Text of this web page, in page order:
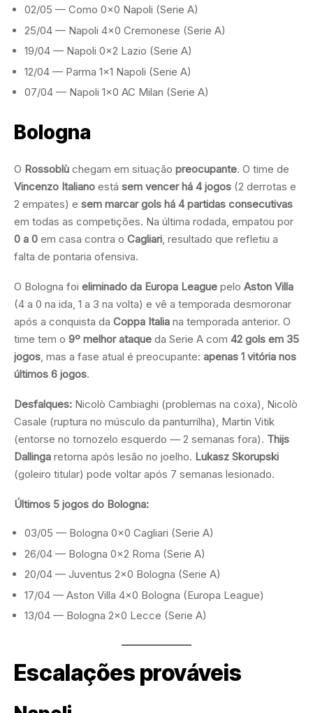
02/05 — Como 0×0 Napoli (Serie A)
25/04 — Napoli 4×0 Cremonese (Serie A)
19/04 — Napoli 0×2 Lazio (Serie A)
12/04 — Parma 1×1 Napoli (Serie A)
07/04 — Napoli 1×0 AC Milan (Serie A)
Bologna
O Rossoblù chegam em situação preocupante. O time de
Vincenzo Italiano está sem vencer há 4 jogos (2 derrotas e
2 empates) e sem marcar gols há 4 partidas consecutivas
em todas as competições. Na última rodada, empatou por
0 a 0 em casa contra o Cagliari, resultado que refletiu a
falta de pontaria ofensiva.
O Bologna foi eliminado da Europa League pelo Aston Villa
(4 a 0 na ida, 1 a 3 na volta) e vê a temporada desmoronar
após a conquista da Coppa Italia na temporada anterior. O
time tem o 9º melhor ataque da Serie A com 42 gols em 35
jogos, mas a fase atual é preocupante: apenas 1 vitória nos
últimos 6 jogos.
Desfalques: Nicolò Cambiaghi (problemas na coxa), Nicolò
Casale (ruptura no músculo da panturrilha), Martin Vitik
(entorse no tornozelo esquerdo — 2 semanas fora). Thijs
Dallinga retorna após lesão no joelho. Lukasz Skorupski
(goleiro titular) pode voltar após 7 semanas lesionado.
Últimos 5 jogos do Bologna:
03/05 — Bologna 0×0 Cagliari (Serie A)
26/04 — Bologna 0×2 Roma (Serie A)
20/04 — Juventus 2×0 Bologna (Serie A)
17/04 — Aston Villa 4×0 Bologna (Europa League)
13/04 — Bologna 2×0 Lecce (Serie A)
Escalações prováveis